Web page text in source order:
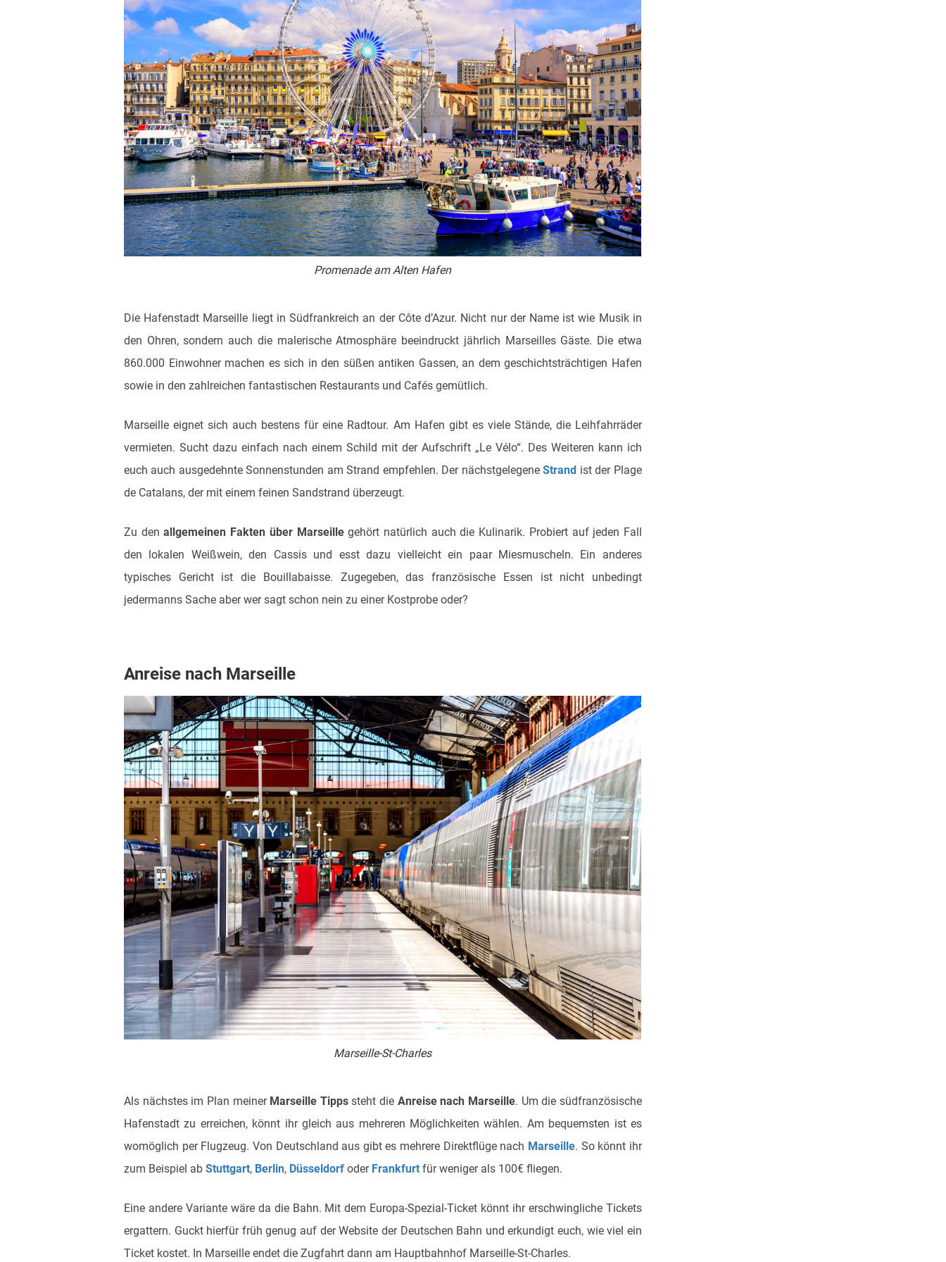
Promenade am Alten Hafen
Die Hafenstadt Marseille liegt in Südfrankreich an der Côte d’Azur. Nicht nur der Name ist wie Musik in
den Ohren, sondern auch die malerische Atmosphäre beeindruckt jährlich Marseilles Gäste. Die etwa
860.000 Einwohner machen es sich in den süßen antiken Gassen, an dem geschichtsträchtigen Hafen
sowie in den zahlreichen fantastischen Restaurants und Cafés gemütlich.
Marseille eignet sich auch bestens für eine Radtour. Am Hafen gibt es viele Stände, die Leihfahrräder
vermieten. Sucht dazu einfach nach einem Schild mit der Aufschrift „Le Vélo“. Des Weiteren kann ich
euch auch ausgedehnte Sonnenstunden am Strand empfehlen. Der nächstgelegeneStrand ist der Plage
de Catalans, der mit einem feinen Sandstrand überzeugt.
Zu denallgemeinen Fakten über Marseillegehört natürlich auch die Kulinarik. Probiert auf jeden Fall
den lokalen Weißwein, den Cassis und esst dazu vielleicht ein paar Miesmuscheln. Ein anderes
typisches Gericht ist die Bouillabaisse. Zugegeben, das französische Essen ist nicht unbedingt
jedermanns Sache aber wer sagt schon nein zu einer Kostprobe oder?
Anreise nach Marseille
Marseille-St-Charles
Als nächstes im Plan meiner Marseille Tippssteht die Anreise nach Marseille. Um die südfranzösische
Hafenstadt zu erreichen, könnt ihr gleich aus mehreren Möglichkeiten wählen. Am bequemsten ist es
womöglich per Flugzeug. Von Deutschland aus gibt es mehrere Direktflüge nach Marseille. So könnt ihr
zum Beispiel ab Stuttgart, Berlin, Düsseldorf oder Frankfurt für weniger als 100€ fliegen.
Eine andere Variante wäre da die Bahn. Mit dem Europa-Spezial-Ticket könnt ihr erschwingliche Tickets
ergattern. Guckt hierfür früh genug auf der Website der Deutschen Bahn und erkundigt euch, wie viel ein
Ticket kostet. In Marseille endet die Zugfahrt dann am Hauptbahnhof Marseille-St-Charles.